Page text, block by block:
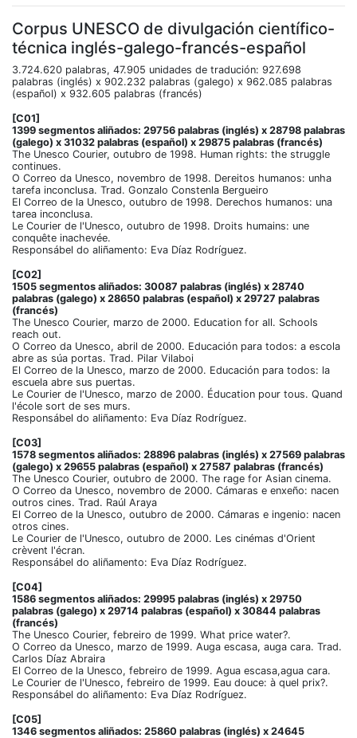
Corpus UNESCO de divulgación científico-
técnica inglés-galego-francés-español
3.724.620 palabras, 47.905 unidades de tradución: 927.698
palabras (inglés) x 902.232 palabras (galego) x 962.085 palabras
(español) x 932.605 palabras (francés)
[C01]
1399 segmentos aliñados: 29756 palabras (inglés) x 28798 palabras
(galego) x 31032 palabras (español) x 29875 palabras (francés)
The Unesco Courier, outubro de 1998. Human rights: the struggle
continues.
O Correo da Unesco, novembro de 1998. Dereitos humanos: unha
tarefa inconclusa. Trad. Gonzalo Constenla Bergueiro
El Correo de la Unesco, outubro de 1998. Derechos humanos: una
tarea inconclusa.
Le Courier de l'Unesco, outubro de 1998. Droits humains: une
conquête inachevée.
Responsábel do aliñamento: Eva Díaz Rodríguez.
[C02]
1505 segmentos aliñados: 30087 palabras (inglés) x 28740
palabras (galego) x 28650 palabras (español) x 29727 palabras
(francés)
The Unesco Courier, marzo de 2000. Education for all. Schools
reach out.
O Correo da Unesco, abril de 2000. Educación para todos: a escola
abre as súa portas. Trad. Pilar Vilaboi
El Correo de la Unesco, marzo de 2000. Educación para todos: la
escuela abre sus puertas.
Le Courier de l'Unesco, marzo de 2000. Éducation pour tous. Quand
l'école sort de ses murs.
Responsábel do aliñamento: Eva Díaz Rodríguez.
[C03]
1578 segmentos aliñados: 28896 palabras (inglés) x 27569 palabras
(galego) x 29655 palabras (español) x 27587 palabras (francés)
The Unesco Courier, outubro de 2000. The rage for Asian cinema.
O Correo da Unesco, novembro de 2000. Cámaras e enxeño: nacen
outros cines. Trad. Raúl Araya
El Correo de la Unesco, outubro de 2000. Cámaras e ingenio: nacen
otros cines.
Le Courier de l'Unesco, outubro de 2000. Les cinémas d'Orient
crèvent l'écran.
Responsábel do aliñamento: Eva Díaz Rodríguez.
[C04]
1586 segmentos aliñados: 29995 palabras (inglés) x 29750
palabras (galego) x 29714 palabras (español) x 30844 palabras
(francés)
The Unesco Courier, febreiro de 1999. What price water?.
O Correo da Unesco, marzo de 1999. Auga escasa, auga cara. Trad.
Carlos Díaz Abraira
El Correo de la Unesco, febreiro de 1999. Agua escasa,agua cara.
Le Courier de l'Unesco, febreiro de 1999. Eau douce: à quel prix?.
Responsábel do aliñamento: Eva Díaz Rodríguez.
[C05]
1346 segmentos aliñados: 25860 palabras (inglés) x 24645